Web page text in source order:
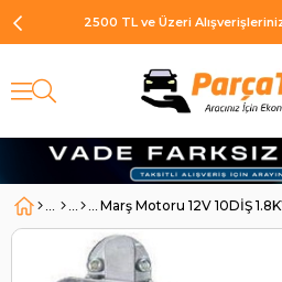
2500 TL ve Üzeri
Marş Motoru 12V 10DİŞ